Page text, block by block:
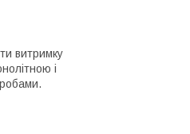
витримку
і